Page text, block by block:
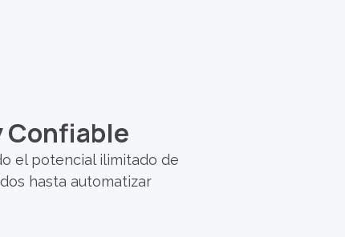
Confiable
el potencial ilimitado de
hasta automatizar